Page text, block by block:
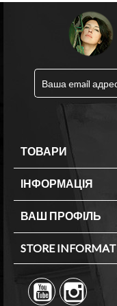
ТОВАРИ
ІНФОРМАЦІЯ
ВАШ ПРОФІЛЬ
STORE